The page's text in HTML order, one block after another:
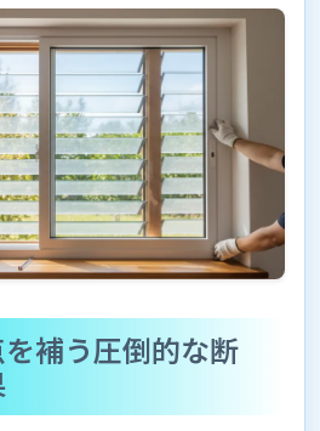
補う圧倒的な断